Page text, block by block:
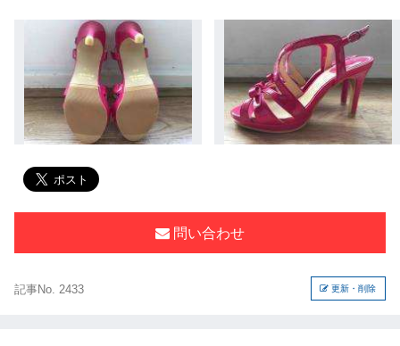
問い合わせ
記事No. 2433 更新・削除